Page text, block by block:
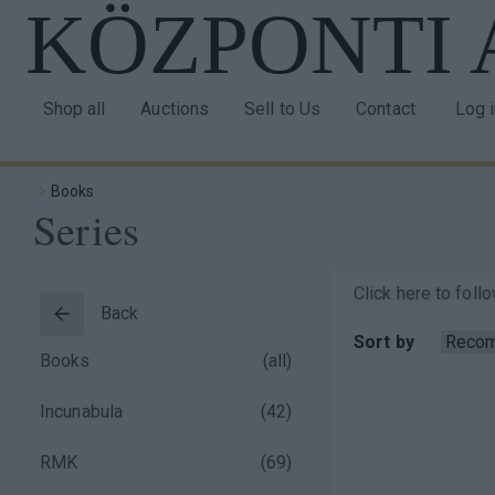
Skip
main
navigation
Shop all Auctions Sell to Us Contact Log
Breadcrumb
Books
Series
Taxonomy
block
Back
Books (all)
Incunabula (42)
RMK (69)
Click here to
Sort by